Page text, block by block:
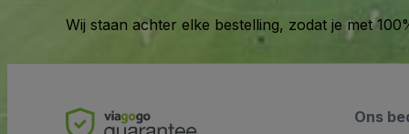
Wij staan achter elke bestelling, zodat je met
Ons